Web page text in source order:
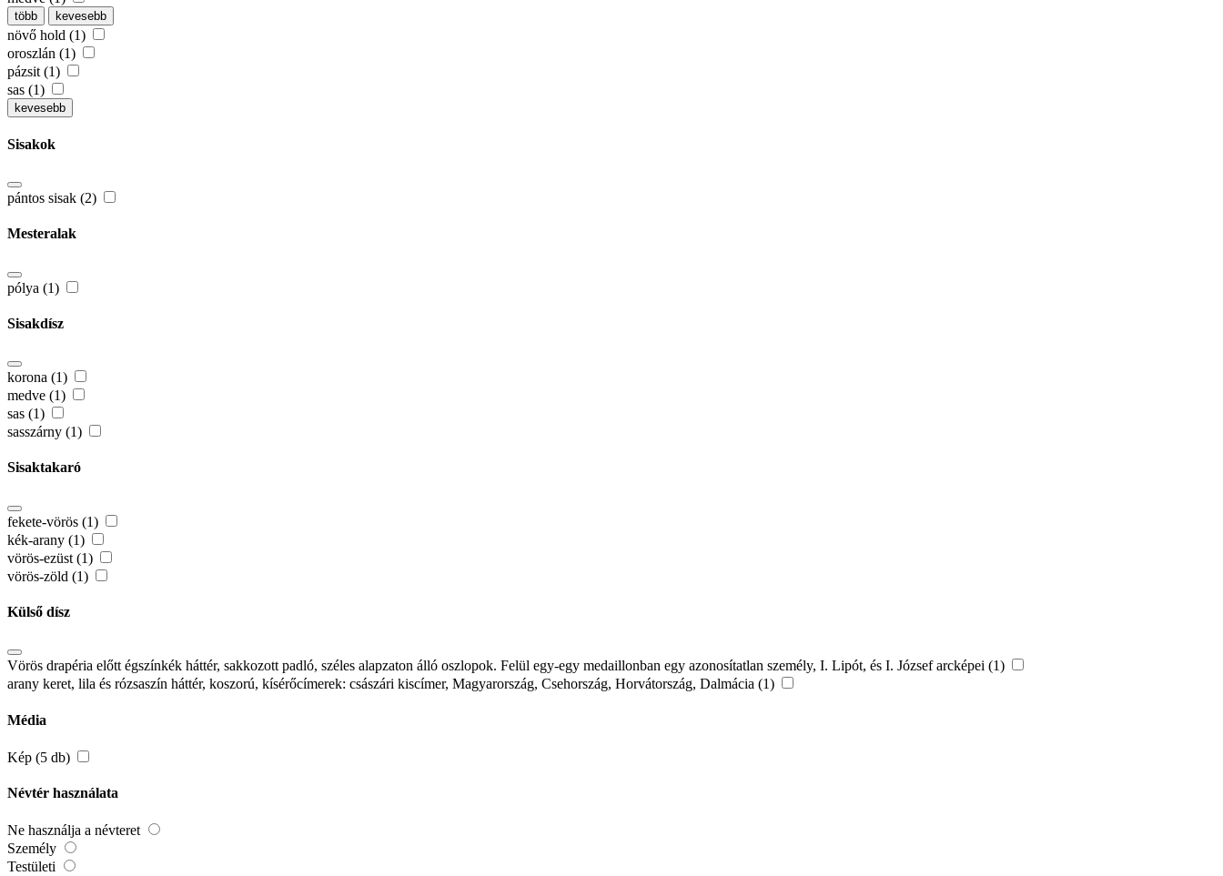
több kevesebb
növő hold (1)
oroszlán (1)
pázsit (1)
sas (1)
kevesebb
Sisakok
pántos sisak (2)
Mesteralak
pólya (1)
Sisakdísz
korona (1)
medve (1)
sas (1)
sasszárny (1)
Sisaktakaró
fekete-vörös (1)
kék-arany (1)
vörös-ezüst (1)
vörös-zöld (1)
Külső dísz
Vörös drapéria előtt égszínkék háttér, sakkozott padló, széles alapzaton álló oszlopok. Felül egy-egy medaillonban egy azonosítatlan személy, I. Lipót, és I. József arcképei (1)
arany keret, lila és rózsaszín háttér, koszorú, kísérőcímerek: császári kiscímer, Magyarország, Csehország, Horvátország, Dalmácia (1)
Média
Kép (5 db)
Névtér használata
Ne használja a névteret
Személy
Testületi